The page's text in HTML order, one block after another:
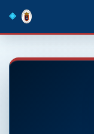
navigation